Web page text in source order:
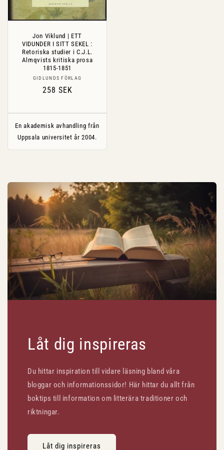
Jon Viklund | ETT
VIDUNDER I SITT SEKEL :
Retoriska studier i C.J.L.
Almqvists kritiska prosa
1815-1851
Säljare:
GIDLUNDS FÖRLAG
Ordinarie
258 SEK
En akademisk avhandling från
Uppsala universitet år 2004.
Låt dig inspireras
Du hittar inspiration till vidare läsning bland våra
bloggar och informationssidor! Här hittar du allt från
boktips till information om litterära traditioner och
riktningar.
Låt dig inspireras